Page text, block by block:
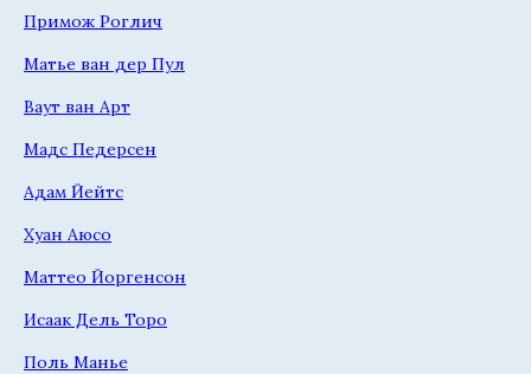
Примож Роглич
Матье ван дер Пул
Ваут ван Арт
Мадс Педерсен
Адам Йейтс
Хуан Аюсо
Маттео Йоргенсон
Исаак Дель Торо
Поль Манье